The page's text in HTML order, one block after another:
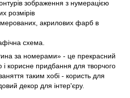
зображення з нумерацією
розмірів
акрилових фарб в
схема.
за номерами» - це прекрасний
і корисне придбання для творчого
таким хобі - користь для
декор для інтер'єру.